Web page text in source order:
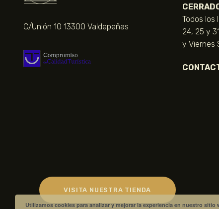
C/Unión 10 13300 Valdepeñas
Todos los
24, 25 y
y Viernes
VISITA NUESTRA TIENDA
Utilizamos cookies para analizar y mejorar la experiencia en nuestro sitio